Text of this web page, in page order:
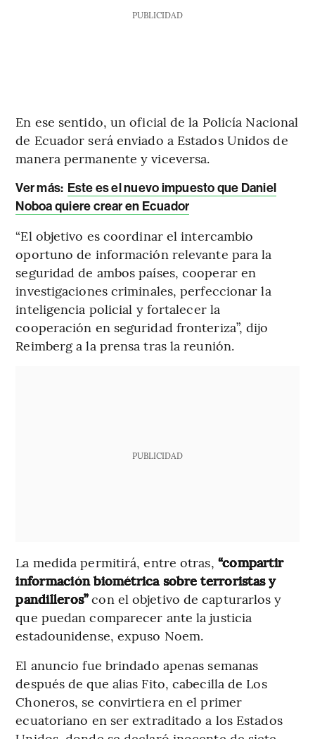
PUBLICIDAD
En ese sentido, un oficial de la Policía Nacional
de Ecuador será enviado a Estados Unidos de
manera permanente y viceversa.
Ver más: Este es el nuevo impuesto que Daniel
Noboa quiere crear en Ecuador
“El objetivo es coordinar el intercambio
oportuno de información relevante para la
seguridad de ambos países, cooperar en
investigaciones criminales, perfeccionar la
inteligencia policial y fortalecer la
cooperación en seguridad fronteriza”, dijo
Reimberg a la prensa tras la reunión.
PUBLICIDAD
La medida permitirá, entre otras, “compartir
información biométrica sobre terroristas y
pandilleros”con el objetivo de capturarlos y
que puedan comparecer ante la justicia
estadounidense, expuso Noem.
El anuncio fue brindado apenas semanas
después de que alias Fito, cabecilla de Los
Choneros, se convirtiera en el primer
ecuatoriano en ser extraditado a los Estados